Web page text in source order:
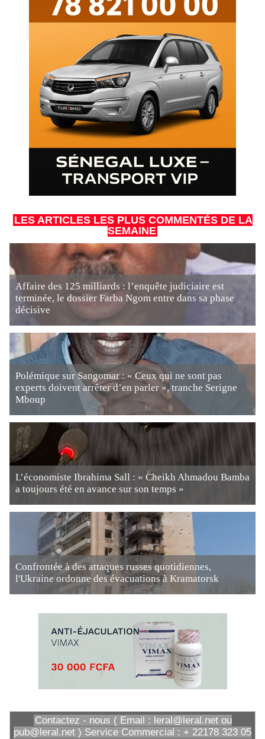
LES ARTICLES LES PLUS COMMENTÉS DE LA
SEMAINE
Affaire des 125 milliards : l’enquête judiciaire est
terminée, le dossier Farba Ngom entre dans sa phase
décisive
Polémique sur Sangomar : « Ceux qui ne sont pas
experts doivent arrêter d’en parler », tranche Serigne
Mboup
L’économiste Ibrahima Sall : « Cheikh Ahmadou Bamba
a toujours été en avance sur son temps »
Confrontée à des attaques russes quotidiennes,
l'Ukraine ordonne des évacuations à Kramatorsk
Contactez - nous ( Email : leral@leral.net ou
pub@leral.net ) Service Commercial : + 22178 323 05